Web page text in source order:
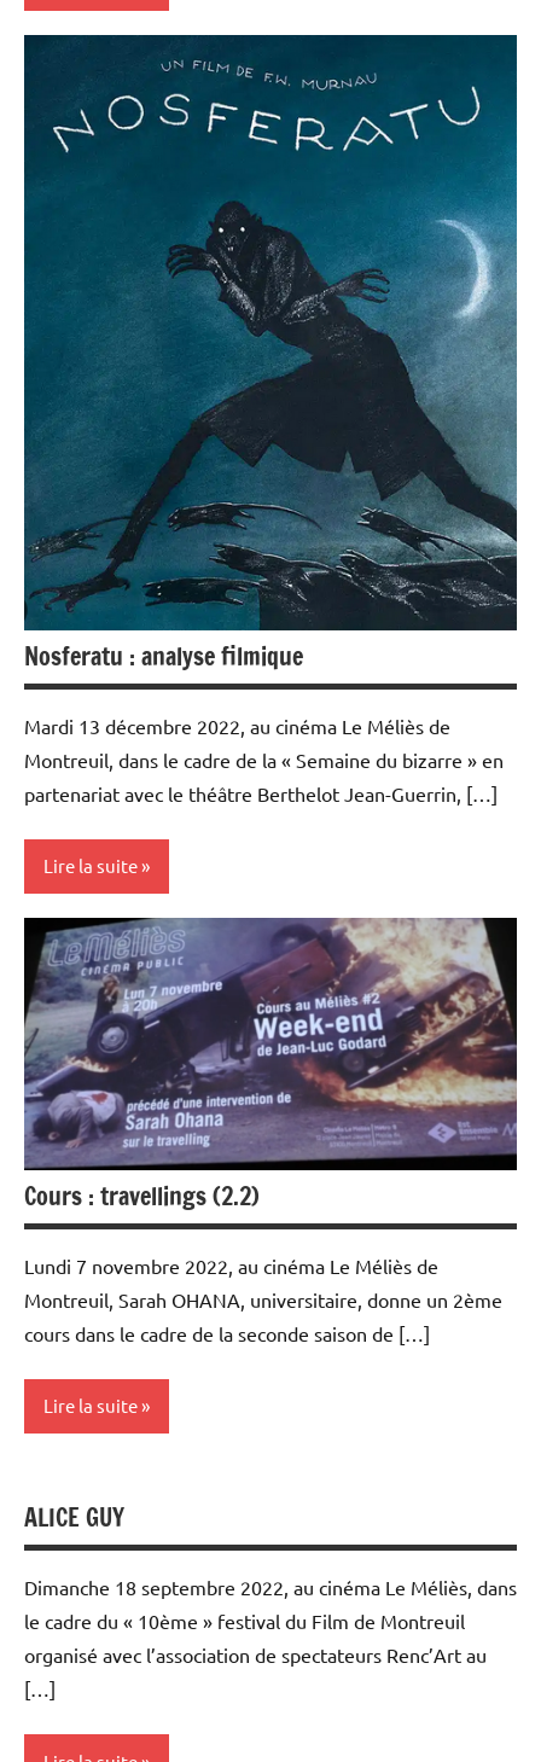
filmées
Université
Populaire
et Cours
Nosferatu : analyse filmique
Mardi 13 décembre 2022, au cinéma Le Méliès de
Montreuil, dans le cadre de la « Semaine du bizarre » en
partenariat avec le théâtre Berthelot Jean-Guerrin, […]
Lire la suite
Rencontres
filmées
Université
Populaire
et Cours
au Méliès
Cours : travellings (2.2)
Lundi 7 novembre 2022, au cinéma Le Méliès de
Montreuil, Sarah OHANA, universitaire, donne un 2ème
cours dans le cadre de la seconde saison de […]
Lire la suite
filmées
Université
Populaire
et Cours
ALICE GUY
Dimanche 18 septembre 2022, au cinéma Le Méliès, dans
le cadre du « 10ème » festival du Film de Montreuil
organisé avec l’association de spectateurs Renc’Art au
[…]